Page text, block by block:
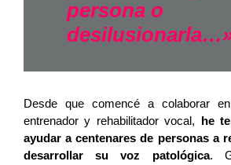
persona o
Desde que comencé a colaborar
entrenador y rehabilitador vocal, he
ayudar a centenares de personas a
desarrollar su voz patológica.